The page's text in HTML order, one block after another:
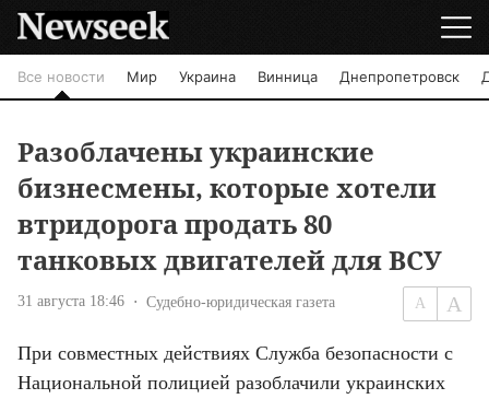
Все новости Мир Украина Винница Днепропетровск
Разоблачены украинские
бизнесмены, которые хотели
втридорога продать 80
танковых двигателей для ВСУ
31 августа 18:46 Судебно-юридическая газета
При совместных действиях Служба безопасности с
Национальной полицией разоблачили украинских